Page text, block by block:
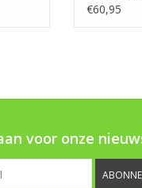
€60,95
voor onze